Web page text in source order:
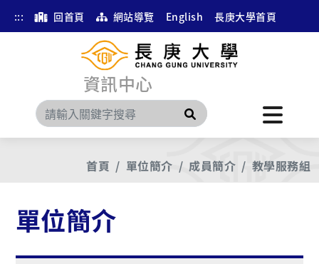
::: 回首頁 網站導覽 English 長庚大學首頁
資訊中心
搜尋
首頁 單位簡介 成員簡介 教學服務組
單位簡介